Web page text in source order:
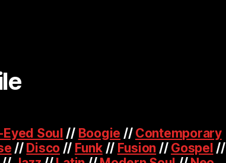
Eyed Soul // Boogie // Contemporary
// Disco // Funk// Fusion // Gospel //